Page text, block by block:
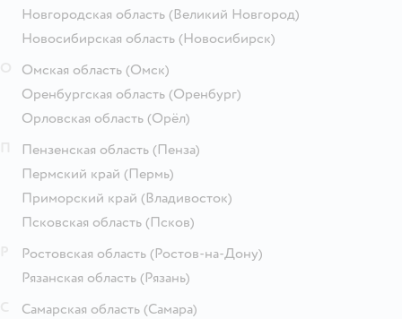
Новгородская область (Великий Новгород)
Новосибирская область (Новосибирск)
Омская область (Омск)
Оренбургская область (Оренбург)
Орловская область (Орёл)
Пензенская область (Пенза)
Пермский край (Пермь)
Приморский край (Владивосток)
Псковская область (Псков)
Ростовская область (Ростов-на-Дону)
Рязанская область (Рязань)
Самарская область (Самара)